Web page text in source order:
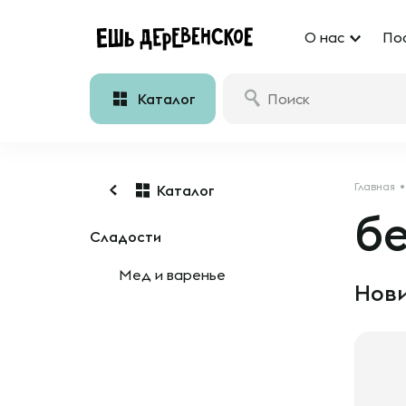
О нас
Каталог
Каталог
Сладости
Мед и варенье
Главная